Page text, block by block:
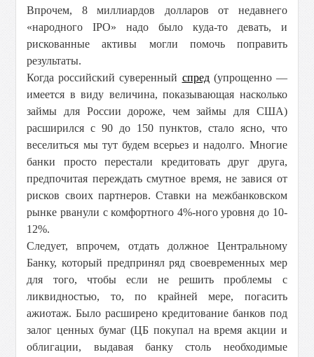
Впрочем, 8 миллиардов долларов от недавнего
«народного IPO» надо было куда-то девать, и
рискованные активы могли помочь поправить
результаты.
Когда российский суверенный спред(упрощенно —
имеется в виду величина, показывающая насколько
займы для России дороже, чем займы для США)
расширился с 90 до 150 пунктов, стало ясно, что
веселиться мы тут будем всерьез и надолго. Многие
банки просто перестали кредитовать друг друга,
предпочитая переждать смутное время, не завися от
рисков своих партнеров. Ставки на межбанковском
рынке рванули с комфортного 4%-ного уровня до 10-
12%.
Следует, впрочем, отдать должное Центральному
Банку, который предпринял ряд своевременных мер
для того, чтобы если не решить проблемы с
ликвидностью, то, по крайней мере, погасить
ажиотаж. Было расширено кредитование банков под
залог ценных бумаг (ЦБ покупал на время акции и
облигации, выдавая банку столь необходимые